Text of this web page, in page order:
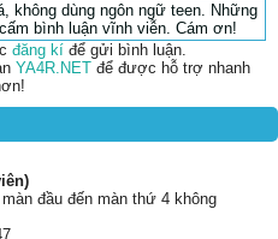
không dùng ngôn ngữ teen. Những
bình luận vĩnh viễn. Cám ơn!
đăng kí để gửi bình luận.
YA4R.NETđể được hỗ trợ nhanh
đầu đến màn thứ 4 không